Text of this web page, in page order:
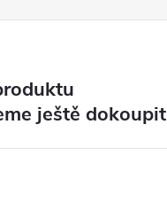
ještě dokoupit